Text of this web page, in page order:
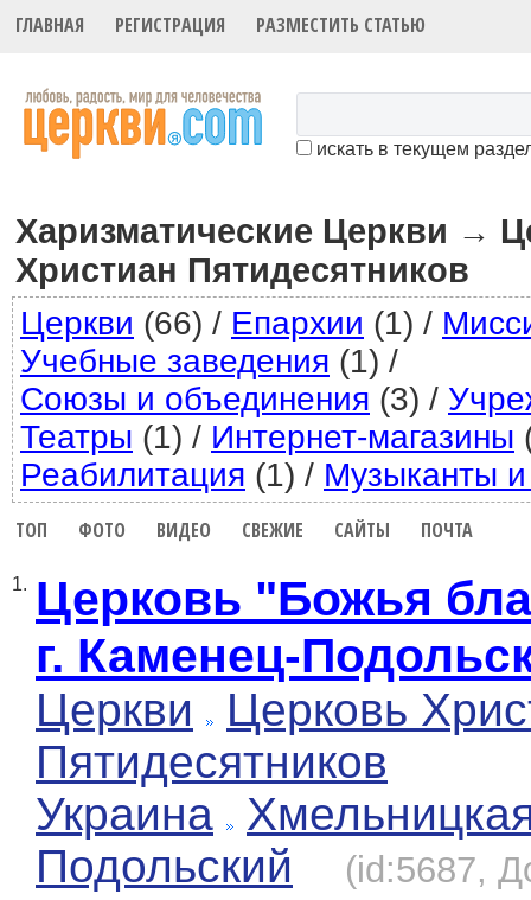
ГЛАВНАЯ РЕГИСТРАЦИЯ РАЗМЕСТИТЬ СТАТЬЮ
искать в текущем
Харизматические Церкви →
Христиан Пятидесятников
Церкви (66) / Епархии (1) /
Учебные заведения (1) /
Союзы и объединения (3) /
Театры (1) / Интернет-магазины
Реабилитация (1) / Музыканты и
ТОП ФОТО ВИДЕО СВЕЖИЕ САЙТЫ ПОЧТА
1. Церковь "Божья
г. Каменец-
Церкви
Церковь
Пятидесятников
Украина
Подольский
(id:5687,